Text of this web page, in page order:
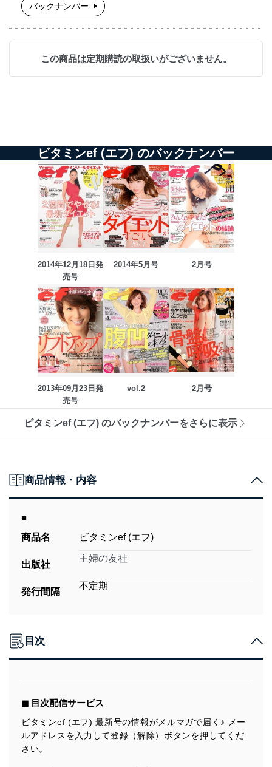
バックナンバー
この商品は定期購読の取扱いがございません。
ビタミンef (エフ) のバックナンバー
2014年12月18日発
売号
2014年5月号 2月号
2013年09月23日発
売号
vol.2 2月号
ビタミンef (エフ) のバックナンバーをさらに表示
商品情報・内容
■
商品名
ビタミンef (エフ)
出版社
主婦の友社
発行間隔
不定期
目次
◼︎ 目次配信サービス
ビタミンef (エフ) 最新号の情報がメルマガで届く♪ メー
ルアドレスを入力して登録（解除）ボタンを押してくだ
さい。